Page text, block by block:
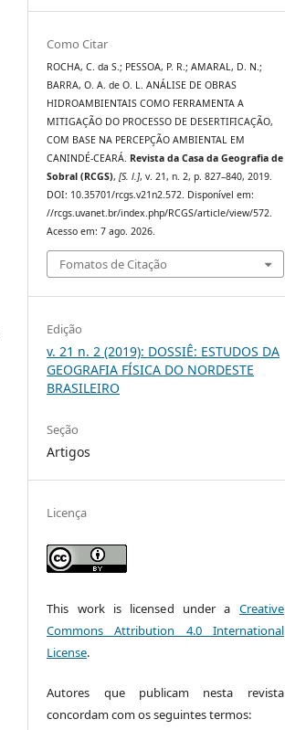
Como Citar
ROCHA, C. da S.; PESSOA, P. R.; AMARAL, D. N.;
BARRA, O. A. de O. L. ANÁLISE DE OBRAS
HIDROAMBIENTAIS COMO FERRAMENTA A
MITIGAÇÃO DO PROCESSO DE DESERTIFICAÇÃO,
COM BASE NA PERCEPÇÃO AMBIENTAL EM
CANINDÉ-CEARÁ. Revista da Casa da Geografia de
Sobral (RCGS),[S. l.], v. 21, n. 2, p. 827–840, 2019.
DOI: 10.35701/rcgs.v21n2.572. Disponível em:
//rcgs.uvanet.br/index.php/RCGS/article/view/572.
Acesso em: 7 ago. 2026.
Fomatos de Citação
Edição
v. 21 n. 2 (2019): DOSSIÊ: ESTUDOS DA
GEOGRAFIA FÍSICA DO NORDESTE
BRASILEIRO
Seção
Artigos
Licença
This work is licensed under a Creative
Commons Attribution 4.0 International
License.
Autores que publicam nesta revista
concordam com os seguintes termos: